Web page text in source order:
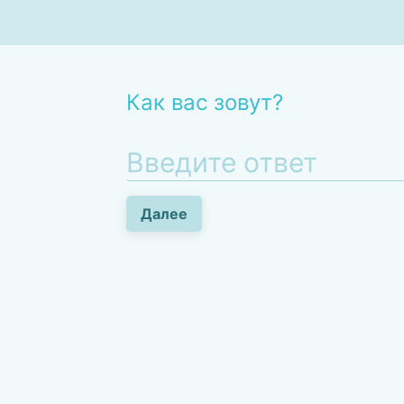
Как вас зовут?
Далее